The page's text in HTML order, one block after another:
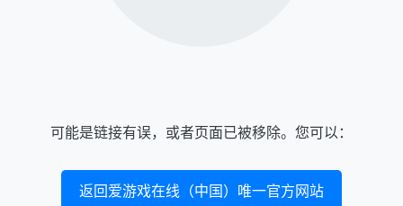
可能是链接有误，或者页面已被移除。您可以：
返回爱游戏在线（中国）唯一官方网站